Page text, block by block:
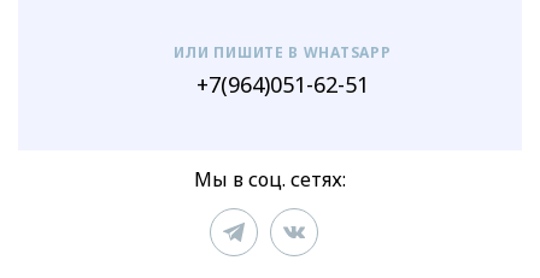
ИЛИ ПИШИТЕ В WHATSAPP
+7(964)051-62-51
Мы в соц. сетях: